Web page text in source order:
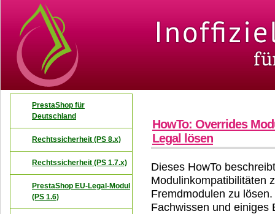
HowTo: Overrides
Legal lösen
Dieses HowTo
Modulinkompatibilitäten
Fremdmodulen zu
Fachwissen und einiges
PrestaShop für
Deutschland
Rechtssicherheit (PS 8.x)
Rechtssicherheit (PS 1.7.x)
PrestaShop EU-Legal-Modul
(PS 1.6)